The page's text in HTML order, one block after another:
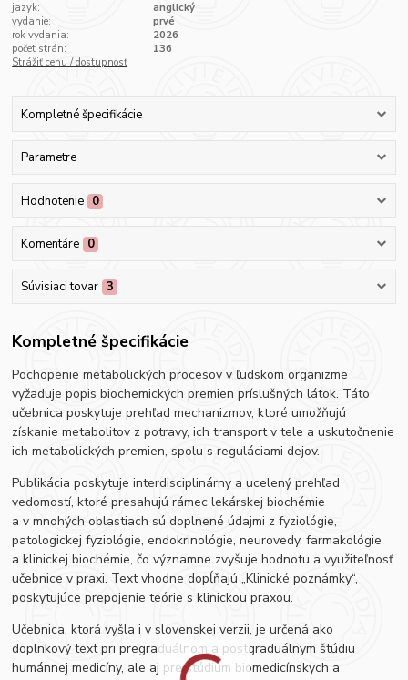
jazyk:
anglický
vydanie:
prvé
rok vydania:
2026
počet strán:
136
Strážiť cenu / dostupnosť
Kompletné špecifikácie
Parametre
Hodnotenie 0
Komentáre 0
Súvisiaci tovar 3
Kompletné špecifikácie
Pochopenie metabolických procesov v ľudskom organizme
vyžaduje popis biochemických premien príslušných látok. Táto
učebnica poskytuje prehľad mechanizmov, ktoré umožňujú
získanie metabolitov z potravy, ich transport v tele a uskutočnenie
ich metabolických premien, spolu s reguláciami dejov.
Publikácia poskytuje interdisciplinárny a ucelený prehľad
vedomostí, ktoré presahujú rámec lekárskej biochémie
a v mnohých oblastiach sú doplnené údajmi z fyziológie,
patologickej fyziológie, endokrinológie, neurovedy, farmakológie
a klinickej biochémie, čo významne zvyšuje hodnotu a využiteľnosť
učebnice v praxi. Text vhodne dopĺňajú „Klinické poznámky“,
poskytujúce prepojenie teórie s klinickou praxou.
Učebnica, ktorá vyšla i v slovenskej verzii, je určená ako
doplnkový text pri pregraduálnom a postgraduálnym štúdiu
humánnej medicíny, ale aj pre štúdium biomedicínskych a